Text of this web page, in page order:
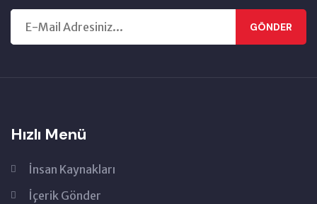
GÖNDER
Hızlı Menü
İnsan Kaynakları
İçerik Gönder